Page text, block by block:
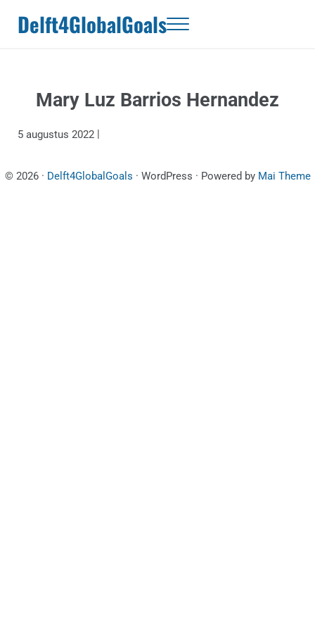
Delft4GlobalGoals Menu
Mary Luz Barrios Hernandez
5 augustus 2022|
© 2026 · Delft4GlobalGoals · WordPress · Powered by Mai Theme